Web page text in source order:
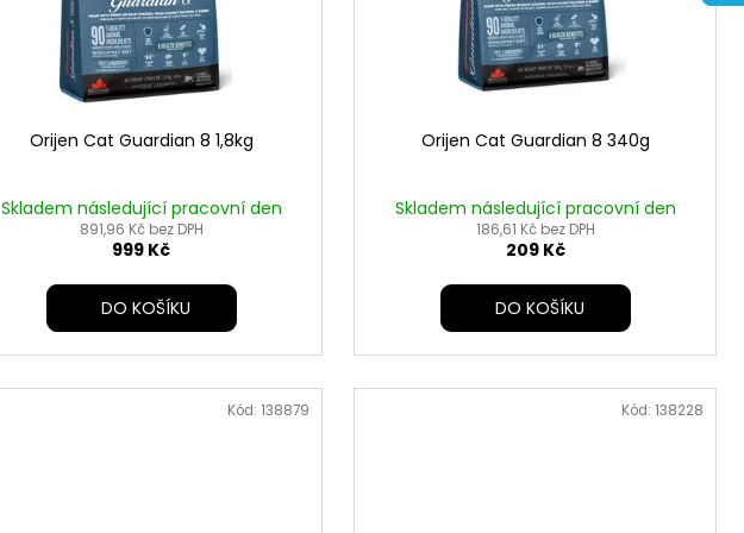
Orijen Cat Guardian 8 1,8kg
Skladem následující pracovní den
891,96 Kč bez DPH
999 Kč
DO KOŠÍKU
Orijen Cat Guardian 8 340g
Skladem následující pracovní den
186,61 Kč bez DPH
209 Kč
DO KOŠÍKU
Kód: 138879 Kód: 138228